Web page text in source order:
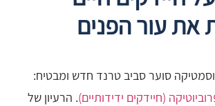
את עור הפנים
סוער סביב טרנד חדש ומבטיח:
(חיידקים ידידותיים). הרעיון של